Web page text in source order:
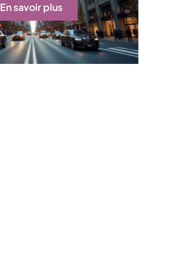
En savoir plus